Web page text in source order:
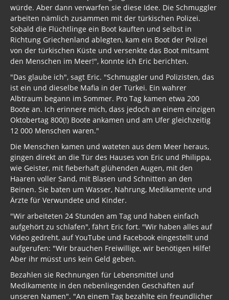
würde. Aber dann verwarfen sie diese Idee. Die Schmuggler
arbeiten nämlich zusammen mit der türkischen Polizei.
Sobald die Flüchtlinge ein Boot kauften und selbst in
Richtung Griechenland ablegten, kam ein Boot der Polizei
von der türkischen Küste und versenkte das Boot mitsamt
den Menschen im Meer!", konnte ich Eric berichten.
"Das glaube ich", sagt Eric. "Schmuggler und Polizisten, das
ist ein und dieselbe Mafia in der Türkei. Ein wahrer
Albtraum begann im Sommer. Pro Tag kamen etwa 200
Boote an. Ich erinnere mich, dass jedoch an einem einzigen
Oktobertag 800(!) Boote ankamen und am Ufer gleichzeitig
12 000 Menschen waren."
Die Menschen kamen und wateten aus dem Meer heraus,
gingen direkt an die Tür des Hauses von Eric und Philippa,
wie Geister, mit fieberhaft glühenden Augen, mit den
Haaren voller Sand, mit Blasen und Schnitten an den
Beinen. Sie baten um Wasser, Nahrung, Medikamente und
Ärzte für Verwundete und Kinder.
"Wir arbeiteten 24 Stunden am Tag und haben einfach
aufgehört zu schlafen", fährt Eric fort. "Wir haben alles auf
Video gedreht, auf YouTube und Facebook eingestellt und
aufgerufen: "Wir brauchen Freiwillige, wir benötigen Hilfe!
Aber ihr müsst uns kein Geld geben.
Bezahlen sie Rechnungen für Lebensmittel und
Medikamente in den nebenliegenden Geschäften auf
unseren Namen". "An einem Tag bezahlte ein freundlicher